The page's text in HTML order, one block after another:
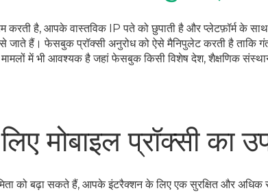
है, आपके वास्तविक IP पते को छुपाती है और प्लेटफ़ॉर्म के साथ
हैं। फेसबुक प्रॉक्सी अनुरोध को ऐसे मैनिपुलेट करती है ताकि
में भी आवश्यक है जहां फेसबुक किसी विशेष देश, शैक्षणिक
मोबाइल प्रॉक्सी का
को बढ़ा सकते हैं, आपके इंटरैक्शन के लिए एक सुरक्षित और